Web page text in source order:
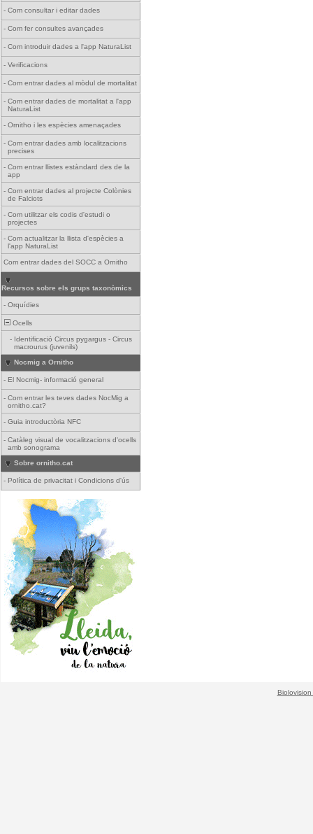
- Com consultar i editar dades
- Com fer consultes avançades
- Com introduir dades a l'app NaturaList
- Verificacions
- Com entrar dades al mòdul de mortalitat
- Com entrar dades de mortalitat a l'app
NaturaList
- Ornitho i les espècies amenaçades
- Com entrar dades amb localitzacions
precises
- Com entrar llistes estàndard des de la
app
- Com entrar dades al projecte Colònies
de Falciots
- Com utilitzar els codis d'estudi o
projectes
- Com actualitzar la llista d'espècies a
l'app NaturaList
Com entrar dades del SOCC a Ornitho
Recursos sobre els grups taxonòmics
- Orquídies
Ocells
- Identificació Circus pygargus - Circus
macrourus (juvenils)
Nocmig a Ornitho
- El Nocmig- informació general
- Com entrar les teves dades NocMig a
ornitho.cat?
- Guia introductòria NFC
- Catàleg visual de vocalitzacions d'ocells
amb sonograma
Sobre ornitho.cat
- Política de privacitat i Condicions d'ús
Biolovision